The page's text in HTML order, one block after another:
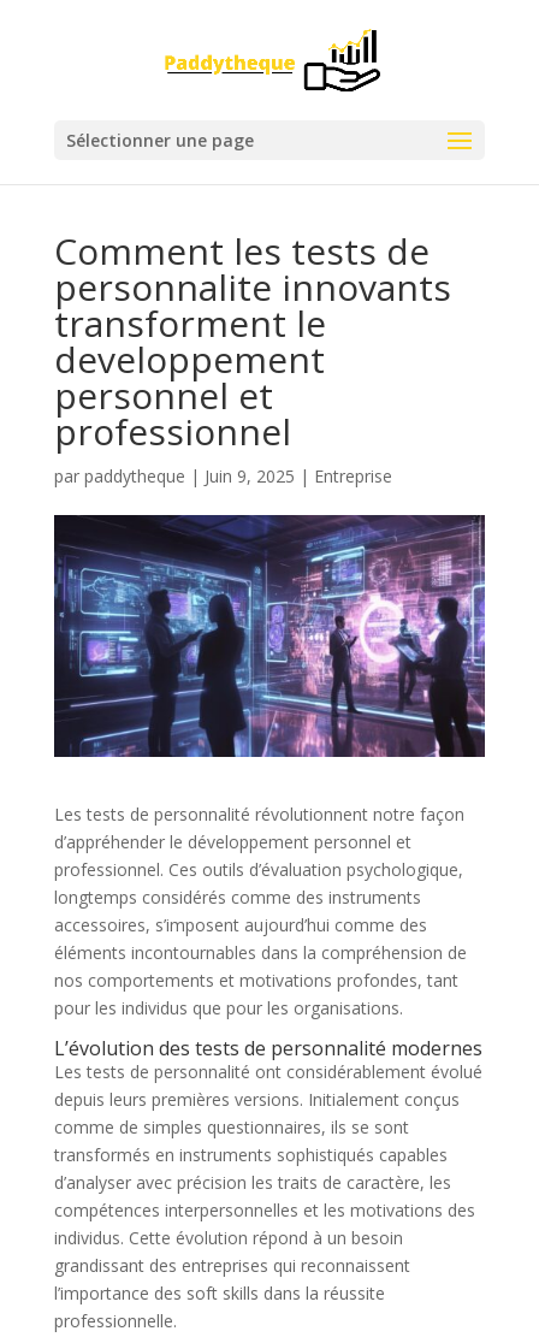
Sélectionner une page
Comment les tests de
personnalite innovants
transforment le
developpement
personnel et
professionnel
par paddytheque | Juin 9, 2025 | Entreprise
Les tests de personnalité révolutionnent notre façon
d’appréhender le développement personnel et
professionnel. Ces outils d’évaluation psychologique,
longtemps considérés comme des instruments
accessoires, s’imposent aujourd’hui comme des
éléments incontournables dans la compréhension de
nos comportements et motivations profondes, tant
pour les individus que pour les organisations.
L’évolution des tests de personnalité modernes
Les tests de personnalité ont considérablement évolué
depuis leurs premières versions. Initialement conçus
comme de simples questionnaires, ils se sont
transformés en instruments sophistiqués capables
d’analyser avec précision les traits de caractère, les
compétences interpersonnelles et les motivations des
individus. Cette évolution répond à un besoin
grandissant des entreprises qui reconnaissent
l’importance des soft skills dans la réussite
professionnelle.